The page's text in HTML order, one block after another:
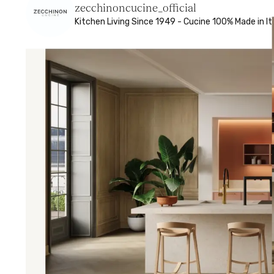
zecchinoncucine_official
Kitchen Living Since 1949 - Cucine 100% Made in